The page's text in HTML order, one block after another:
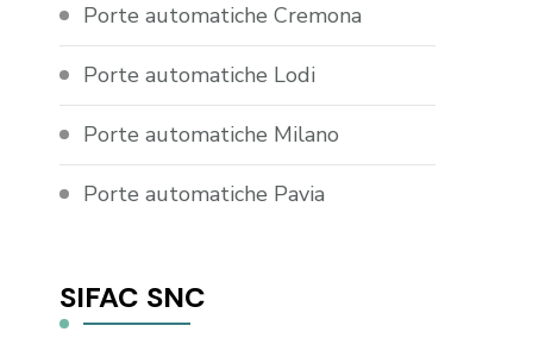
Porte automatiche Cremona
Porte automatiche Lodi
Porte automatiche Milano
Porte automatiche Pavia
SIFAC SNC